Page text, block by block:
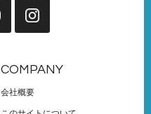
COMPANY
会社概要